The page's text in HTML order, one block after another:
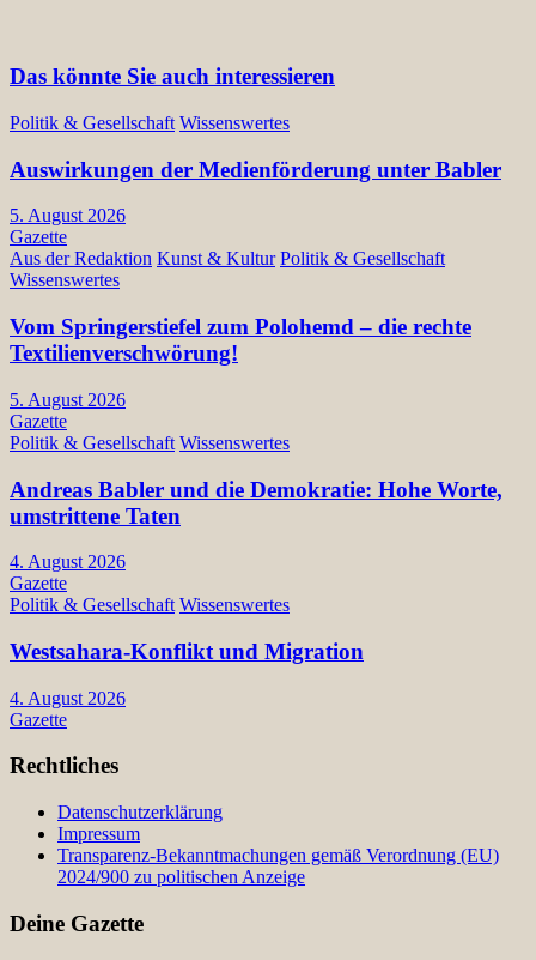
Das könnte Sie auch interessieren
Politik & Gesellschaft Wissenswertes
Auswirkungen der Medienförderung unter Babler
5. August 2026
Gazette
Aus der Redaktion Kunst & Kultur Politik & Gesellschaft
Wissenswertes
Vom Springerstiefel zum Polohemd – die rechte
Textilienverschwörung!
5. August 2026
Gazette
Politik & Gesellschaft Wissenswertes
Andreas Babler und die Demokratie: Hohe Worte,
umstrittene Taten
4. August 2026
Gazette
Politik & Gesellschaft Wissenswertes
Westsahara-Konflikt und Migration
4. August 2026
Gazette
Rechtliches
Datenschutzerklärung
Impressum
Transparenz-Bekanntmachungen gemäß Verordnung (EU)
2024/900 zu politischen Anzeige
Deine Gazette